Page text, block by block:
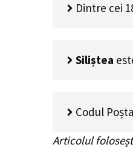
Dintre cei
Siliștea
Codul
Articolul